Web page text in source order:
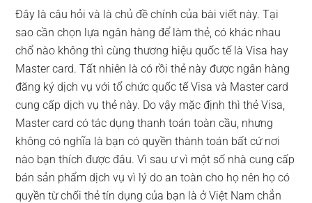
Đây là câu hỏi và là chủ đề chính của bài viết này. Tại
sao cần chọn lựa ngân hàng để làm thẻ, có khác nhau
chổ nào không thì cùng thương hiệu quốc tế là Visa hay
Master card. Tất nhiên là có rồi thẻ này được ngân hàng
đăng ký dịch vụ với tổ chức quốc tế Visa và Master card
cung cấp dịch vụ thẻ này. Do vậy mặc định thì thẻ Visa,
Master card có tác dụng thanh toán toàn cầu, nhưng
không có nghĩa là bạn có quyền thành toán bất cứ nơi
nào bạn thích được đâu. Vì sau ư vì một số nhà cung cấp
bán sản phẩm dịch vụ vì lý do an toàn cho họ nên họ có
quyền từ chối thẻ tín dụng của bạn là ở Việt Nam chẳn